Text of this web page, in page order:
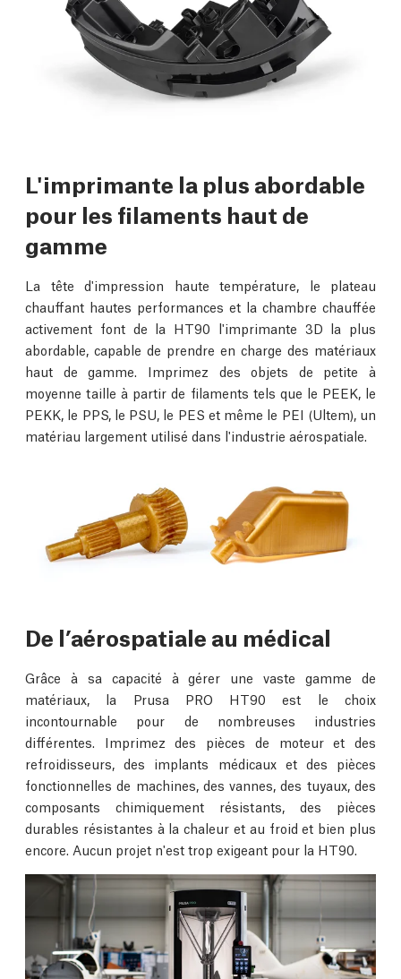
L'imprimante la plus abordable
pour les filaments haut de
gamme
La tête d'impression haute température, le plateau
chauffant hautes performances et la chambre chauffée
activement font de la HT90 l'imprimante 3D la plus
abordable, capable de prendre en charge des matériaux
haut de gamme. Imprimez des objets de petite à
moyenne taille à partir de filaments tels que le PEEK, le
PEKK, le PPS, le PSU, le PES et même le PEI (Ultem), un
matériau largement utilisé dans l'industrie aérospatiale.
De l’aérospatiale au médical
Grâce à sa capacité à gérer une vaste gamme de
matériaux, la Prusa PRO HT90 est le choix
incontournable pour de nombreuses industries
différentes. Imprimez des pièces de moteur et des
refroidisseurs, des implants médicaux et des pièces
fonctionnelles de machines, des vannes, des tuyaux, des
composants chimiquement résistants, des pièces
durables résistantes à la chaleur et au froid et bien plus
encore. Aucun projet n'est trop exigeant pour la HT90.